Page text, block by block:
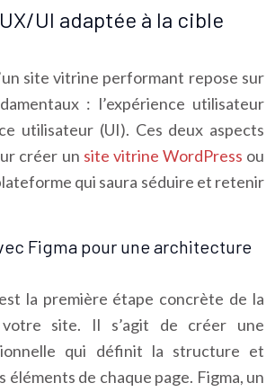
UI adaptée à la cible
site vitrine performant repose sur
: l’expérience utilisateur
utilisateur (UI). Ces deux aspects
créer un site vitrine WordPress ou
qui saura séduire et retenir
Figma pour une architecture
la première étape concrète de la
site. Il s’agit de créer une
qui définit la structure et
éléments de chaque page. Figma, un